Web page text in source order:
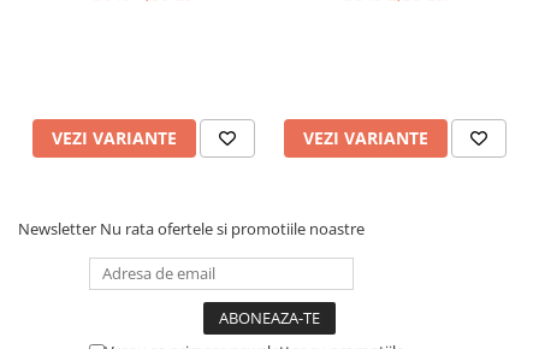
VEZI VARIANTE VEZI VARIANTE
Newsletter Nu rata ofertele si promotiile noastre